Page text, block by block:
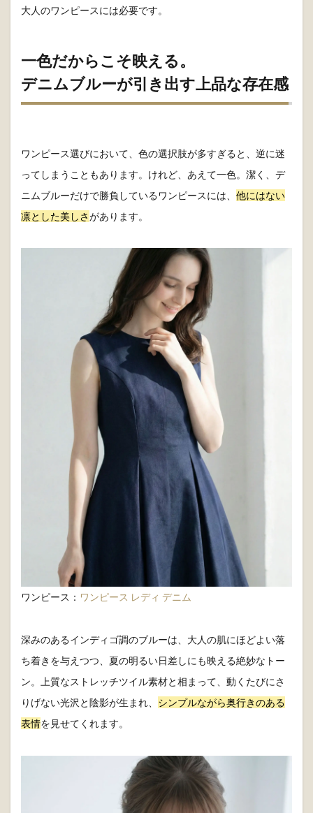
大人のワンピースには必要です。
一色だからこそ映える。
デニムブルーが引き出す上品な存在感
ワンピース選びにおいて、色の選択肢が多すぎると、逆に迷
ってしまうこともあります。けれど、あえて一色。潔く、デ
ニムブルーだけで勝負しているワンピースには、 他にはない
凛とした美しさがあります。
ワンピース： ワンピース レディ デニム
深みのあるインディゴ調のブルーは、大人の肌にほどよい落
ち着きを与えつつ、夏の明るい日差しにも映える絶妙なトー
ン。上質なストレッチツイル素材と相まって、動くたびにさ
りげない光沢と陰影が生まれ、 シンプルながら奥行きのある
表情を見せてくれます。